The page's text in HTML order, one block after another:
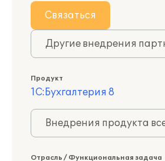
Связаться
Другие внедрения
Продукт
1С:Бухгалтерия 8
Внедрения продукта
Отрасль / Функциональная задача